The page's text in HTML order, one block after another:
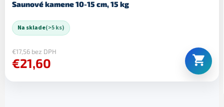
Saunové kamene 10-15 cm, 15 kg
Na sklade(>5 ks)
€17,56 bez DPH
€21,60